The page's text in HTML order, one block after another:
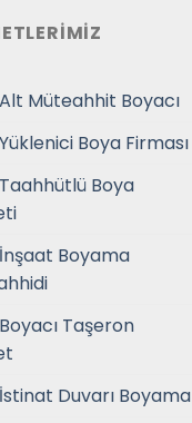
Müteahhit Boyacı
Boya Firması
Boya
Boyama
Taşeron
Duvarı Boyama